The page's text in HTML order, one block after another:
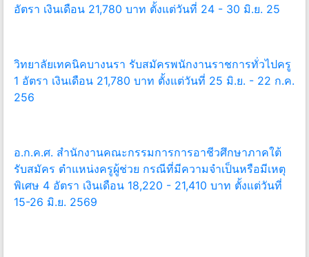
อัตรา เงินเดือน 21,780 บาท ตั้งแต่วันที่ 24 - 30 มิ.ย. 25
วิทยาลัยเทคนิคบางนรา รับสมัครพนักงานราชการทั่วไปครู
1 อัตรา เงินเดือน 21,780 บาท ตั้งแต่วันที่ 25 มิ.ย. - 22 ก.ค.
256
อ.ก.ค.ศ. สำนักงานคณะกรรมการการอาชีวศึกษาภาคใต้
รับสมัคร ตำแหน่งครูผู้ช่วย กรณีที่มีความจำเป็นหรือมีเหตุ
พิเศษ 4 อัตรา เงินเดือน 18,220 - 21,410 บาท ตั้งแต่วันที่
15-26 มิ.ย. 2569